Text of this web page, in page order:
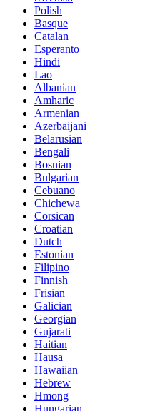
Polish
Basque
Catalan
Esperanto
Hindi
Lao
Albanian
Amharic
Armenian
Azerbaijani
Belarusian
Bengali
Bosnian
Bulgarian
Cebuano
Chichewa
Corsican
Croatian
Dutch
Estonian
Filipino
Finnish
Frisian
Galician
Georgian
Gujarati
Haitian
Hausa
Hawaiian
Hebrew
Hmong